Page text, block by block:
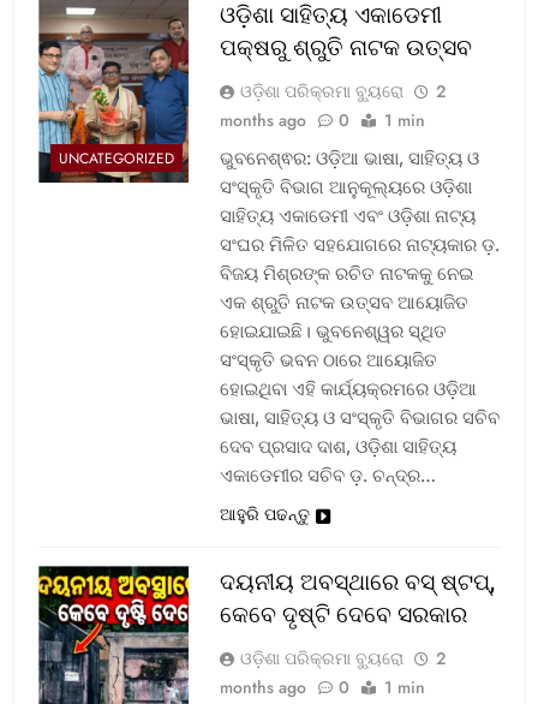
UNCATEGORIZED
ଓଡ଼ିଶା ସାହିତ୍ୟ ଏକାଡେମୀ
ପକ୍ଷରୁ ଶ୍ରୁତି ନାଟକ ଉତ୍ସବ
ଓଡ଼ିଶା ପରିକ୍ରମା ବ୍ୟୁରୋ
2
months ago
0 1 min
ଭୁବନେଶ୍ଵର: ଓଡ଼ିଆ ଭାଷା, ସାହିତ୍ୟ ଓ
ସଂସ୍କୃତି ବିଭାଗ ଆନୁକୂଲ୍ୟରେ ଓଡ଼ିଶା
ସାହିତ୍ୟ ଏକାଡେମୀ ଏବଂ ଓଡ଼ିଶା ନାଟ୍ୟ
ସଂଘର ମିଳିତ ସହଯୋଗରେ ନାଟ୍ୟକାର ଡ଼.
ବିଜୟ ମିଶ୍ରଙ୍କ ରଚିତ ନାଟକକୁ ନେଇ
ଏକ ଶ୍ରୁତି ନାଟକ ଉତ୍ସବ ଆୟୋଜିତ
ହୋଇଯାଇଛି। ଭୁବନେଶ୍ୱର ସ୍ଥିତ
ସଂସ୍କୃତି ଭବନ ଠାରେ ଆୟୋଜିତ
ହୋଇଥିବା ଏହି କାର୍ଯ୍ୟକ୍ରମରେ ଓଡ଼ିଆ
ଭାଷା, ସାହିତ୍ୟ ଓ ସଂସ୍କୃତି ବିଭାଗର ସଚିବ
ଦେବ ପ୍ରସାଦ ଦାଶ, ଓଡ଼ିଶା ସାହିତ୍ୟ
ଏକାଡେମୀର ସଚିବ ଡ଼. ଚନ୍ଦ୍ର…
ଆହୁରି ପଢନ୍ତୁ
ଦୟନୀୟ ଅବସ୍ଥାରେ ବସ୍‌ ଷ୍ଟପ୍‌,
କେବେ ଦୃଷ୍ଟି ଦେବେ ସରକାର
ଓଡ଼ିଶା ପରିକ୍ରମା ବ୍ୟୁରୋ
2
months ago
0 1 min